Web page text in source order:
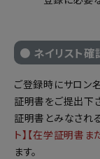
● ネイリスト確
ご登録時にサロン
証明書をご提出下
証明書とみなされ
ト】【在学証明書
ます。